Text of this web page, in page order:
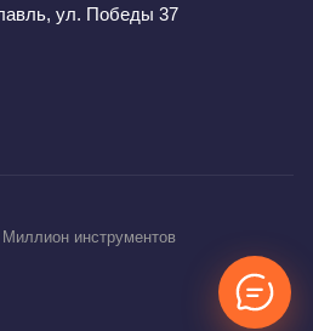
ул. Победы 37
инструментов